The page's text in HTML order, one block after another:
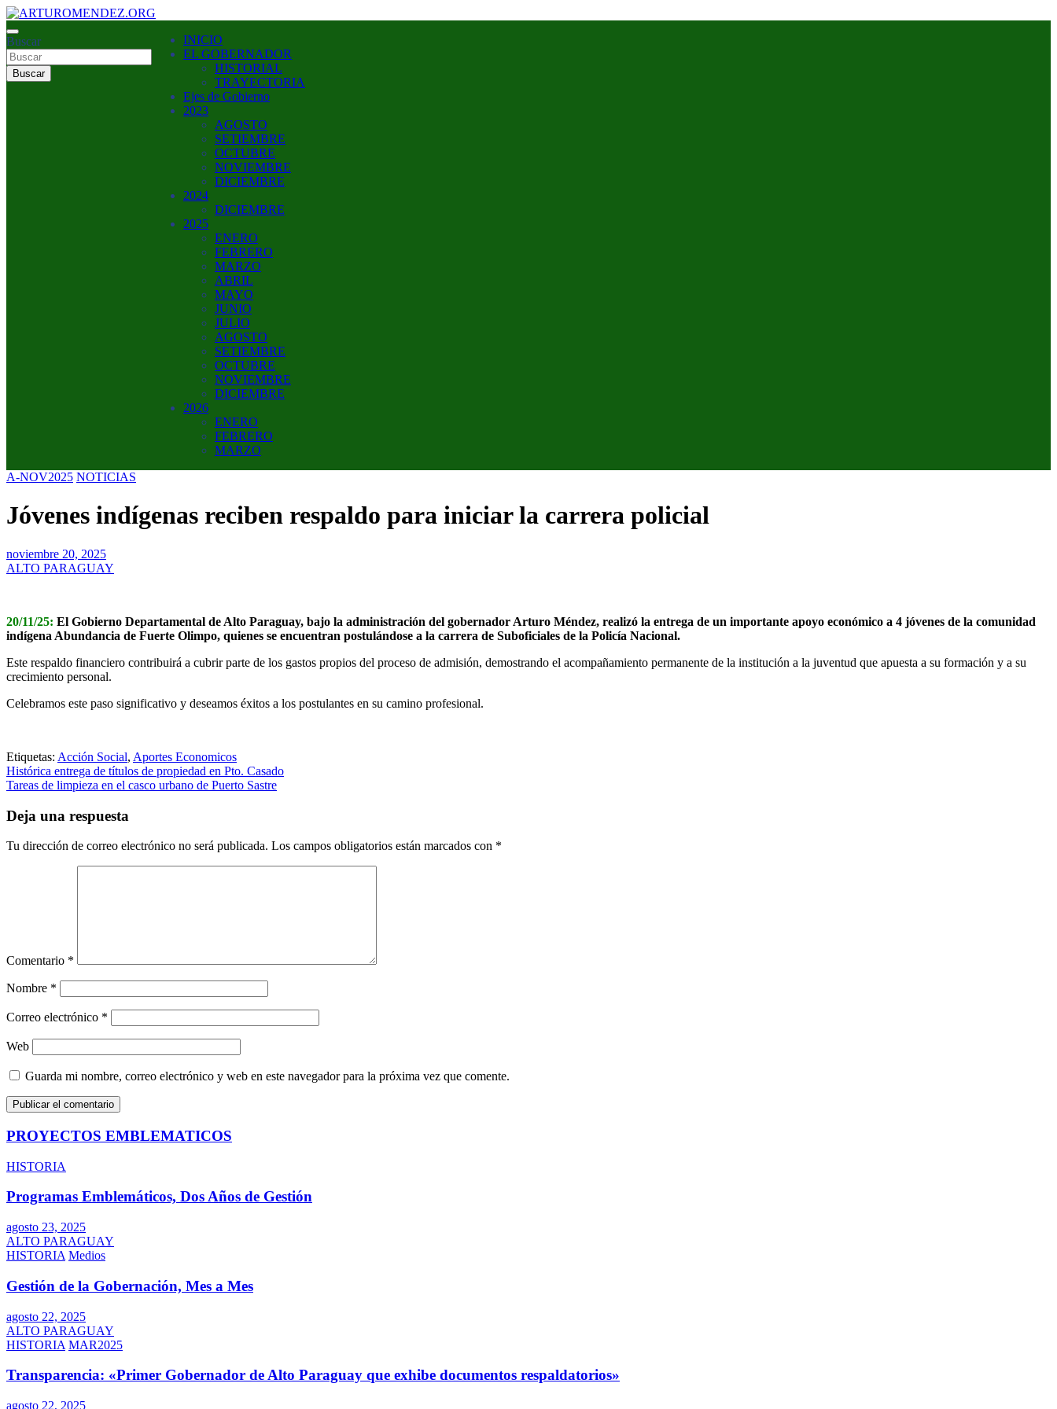
Saltar
al
contenido
ARTUROMENDEZ.ORG
ARTURO MENDEZ GOBERNADOR 2023
Buscar
Buscar
INICIO
EL GOBERNADOR
HISTORIAL
TRAYECTORIA
Ejes de Gobierno
2023
AGOSTO
SETIEMBRE
OCTUBRE
NOVIEMBRE
DICIEMBRE
2024
DICIEMBRE
2025
ENERO
FEBRERO
MARZO
ABRIL
MAYO
JUNIO
JULIO
AGOSTO
SETIEMBRE
OCTUBRE
NOVIEMBRE
DICIEMBRE
2026
ENERO
FEBRERO
MARZO
A-NOV2025 NOTICIAS
Jóvenes indígenas reciben respaldo para iniciar la carrera policial
noviembre 20, 2025
ALTO PARAGUAY
20/11/25: El Gobierno Departamental de Alto Paraguay, bajo la administración del gobernador Arturo Méndez, realizó la entrega de un importante apoyo económico a 4 jóvenes de la comunidad
indígena Abundancia de Fuerte Olimpo, quienes se encuentran postulándose a la carrera de Suboficiales de la Policía Nacional.
Este respaldo financiero contribuirá a cubrir parte de los gastos propios del proceso de admisión, demostrando el acompañamiento permanente de la institución a la juventud que apuesta a su formación y a su
crecimiento personal.
Celebramos este paso significativo y deseamos éxitos a los postulantes en su camino profesional.
Etiquetas: Acción Social, Aportes Economicos
Navegación
de
entradas
Histórica entrega de títulos de propiedad en Pto. Casado
Tareas de limpieza en el casco urbano de Puerto Sastre
Deja una respuesta
Tu dirección de correo electrónico no será publicada. Los campos obligatorios están marcados con *
Comentario *
Nombre *
Correo electrónico *
Web
Guarda mi nombre, correo electrónico y web en este navegador para la próxima vez que comente.
PROYECTOS EMBLEMATICOS
HISTORIA
Programas Emblemáticos, Dos Años de Gestión
agosto 23, 2025
ALTO PARAGUAY
HISTORIA Medios
Gestión de la Gobernación, Mes a Mes
agosto 22, 2025
ALTO PARAGUAY
HISTORIA MAR2025
Transparencia: «Primer Gobernador de Alto Paraguay que exhibe documentos respaldatorios»
agosto 22, 2025